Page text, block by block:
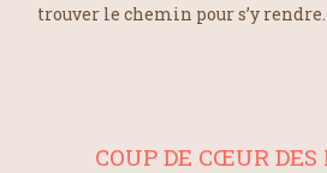
trouver le chemin pour s’y
COUP DE CŒUR